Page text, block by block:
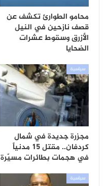
محامو الطوارئ تكشف عن
قصف نازحين في النيل
الأزرق وسقوط عشرات
الضحايا
سياسية
مجزرة جديدة في شمال
كردفان.. مقتل 15 مدنياً
في هجمات بطائرات مسيّرة
سياسية